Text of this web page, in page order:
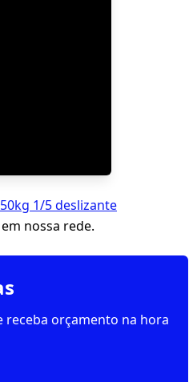
1/5 deslizante
nossa rede.
receba orçamento na hora